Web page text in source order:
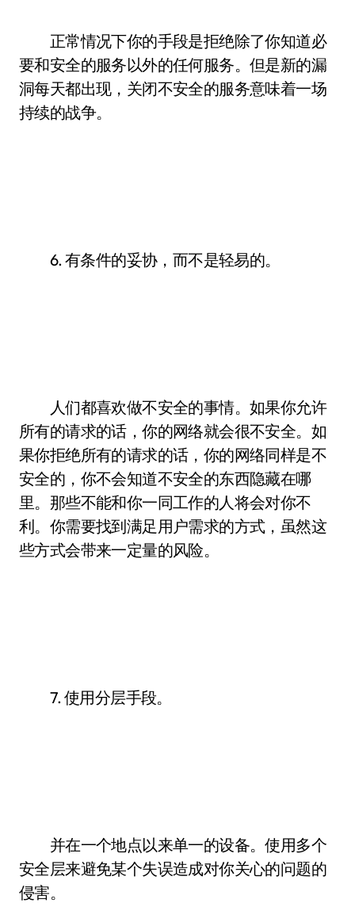
正常情况下你的手段是拒绝除了你知道必
要和安全的服务以外的任何服务。但是新的漏
洞每天都出现，关闭不安全的服务意味着一场
持续的战争。
6. 有条件的妥协，而不是轻易的。
人们都喜欢做不安全的事情。如果你允许
所有的请求的话，你的网络就会很不安全。如
果你拒绝所有的请求的话，你的网络同样是不
安全的，你不会知道不安全的东西隐藏在哪
里。那些不能和你一同工作的人将会对你不
利。你需要找到满足用户需求的方式，虽然这
些方式会带来一定量的风险。
7. 使用分层手段。
并在一个地点以来单一的设备。使用多个
安全层来避免某个失误造成对你关心的问题的
侵害。